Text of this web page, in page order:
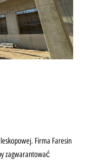
Firma Faresin
zagwarantować